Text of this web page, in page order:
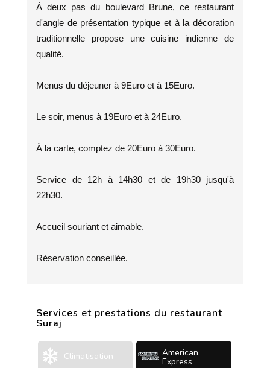
À deux pas du boulevard Brune, ce restaurant
d'angle de présentation typique et à la décoration
traditionnelle propose une cuisine indienne de
qualité.
Menus du déjeuner à 9Euro et à 15Euro.
Le soir, menus à 19Euro et à 24Euro.
À la carte, comptez de 20Euro à 30Euro.
Service de 12h à 14h30 et de 19h30 jusqu'à
22h30.
Accueil souriant et aimable.
Réservation conseillée.
Services et prestations du restaurant
Suraj
Climatisation American
Express